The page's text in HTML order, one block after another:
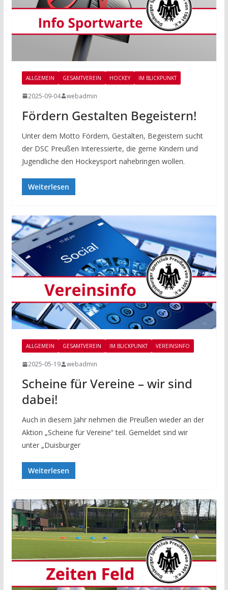
ALLGEMEIN GESAMTVEREIN HOCKEY IM BLICKPUNKT
2025-09-04 webadmin
Fördern Gestalten Begeistern!
Unter dem Motto Fördern, Gestalten, Begeistern sucht
der DSC Preußen Interessierte, die gerne Kindern und
Jugendliche den Hockeysport nahebringen wollen.
Weiterlesen
ALLGEMEIN GESAMTVEREIN IM BLICKPUNKT VEREINSINFO
2025-05-19 webadmin
Scheine für Vereine – wir sind
dabei!
Auch in diesem Jahr nehmen die Preußen wieder an der
Aktion „Scheine für Vereine“ teil. Gemeldet sind wir
unter „Duisburger
Weiterlesen